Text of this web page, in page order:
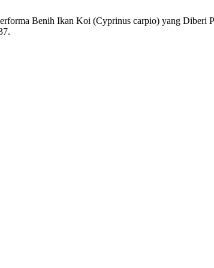
Benih Ikan Koi (Cyprinus carpio) yang Diberi